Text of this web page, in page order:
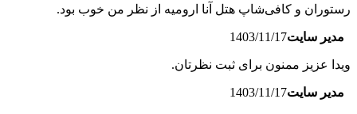
رستوران و کافی‌شاپ‌ هتل آنا ارومیه از نظر من خوب بود.
مدیر سایت1403/11/17
ویدا عزیز ممنون برای ثبت نظرتان.
مدیر سایت1403/11/17